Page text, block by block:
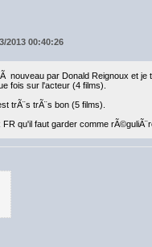
2013 00:40:26
nouveau par Donald Reignoux et je
fois sur l'acteur (4 films).
trÃ¨s trÃ¨s bon (5 films).
qu'il faut garder comme